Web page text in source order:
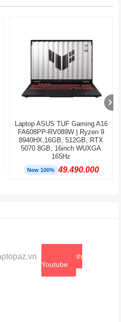
Laptop ASUS TUF Gaming A16
FA608PP-RV089W | Ryzen 9
8940HX,16GB, 512GB, RTX
5070 8GB, 16inch WUXGA
165Hz
New 100% 49.490.000
Xem kênh
Youtube